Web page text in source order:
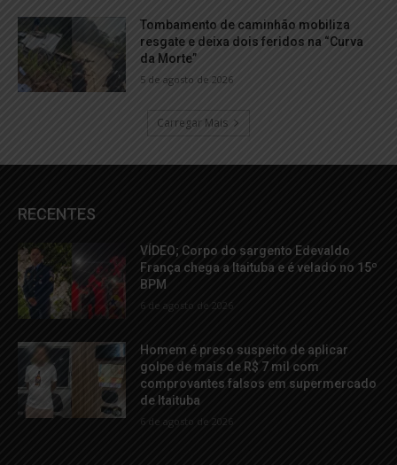
Tombamento de caminhão mobiliza
resgate e deixa dois feridos na “Curva
da Morte”
5 de agosto de 2026
Carregar Mais
RECENTES
VÍDEO; Corpo do sargento Edevaldo
França chega a Itaituba e é velado no 15º
BPM
6 de agosto de 2026
Homem é preso suspeito de aplicar
golpe de mais de R$ 7 mil com
comprovantes falsos em supermercado
de Itaituba
6 de agosto de 2026